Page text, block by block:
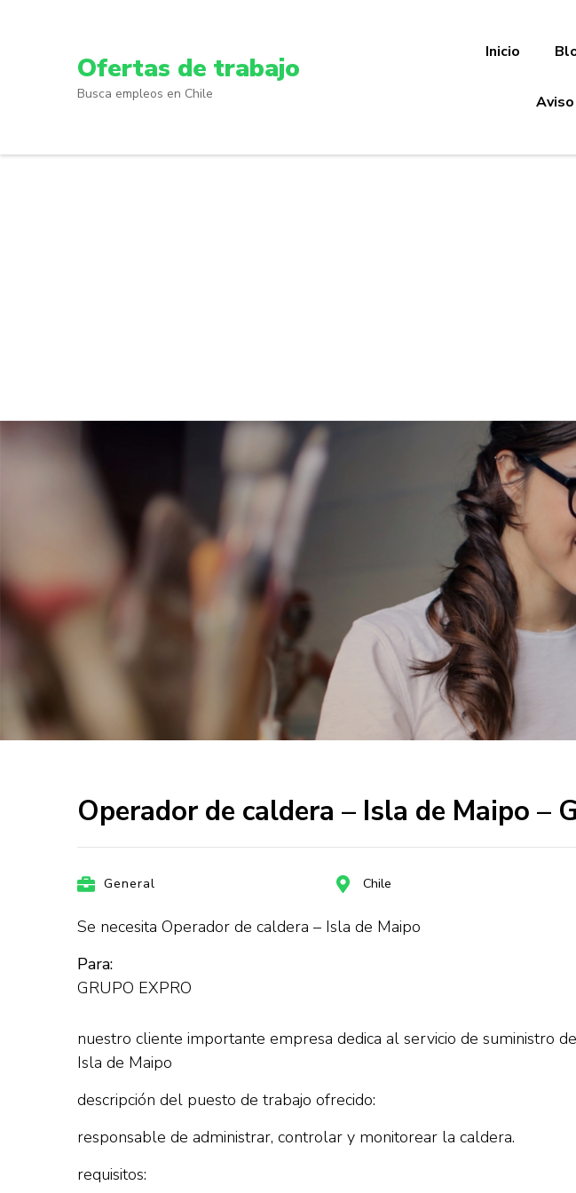
Ofertas de trabajo
Busca empleos en Chile
Inicio
Operador de caldera – Isla de Maipo –
General Chile
Se necesita Operador de caldera – Isla de Maipo
Para:
GRUPO EXPRO
nuestro cliente importante empresa dedica al servicio de suministro
Isla de Maipo
descripción del puesto de trabajo ofrecido:
responsable de administrar, controlar y monitorear la caldera.
requisitos: